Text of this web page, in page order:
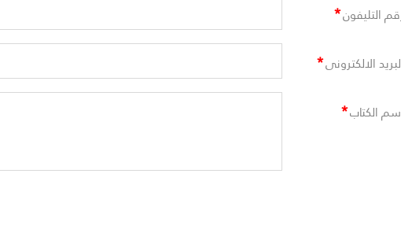
التليفون*
الالكترونى*
الكتاب*